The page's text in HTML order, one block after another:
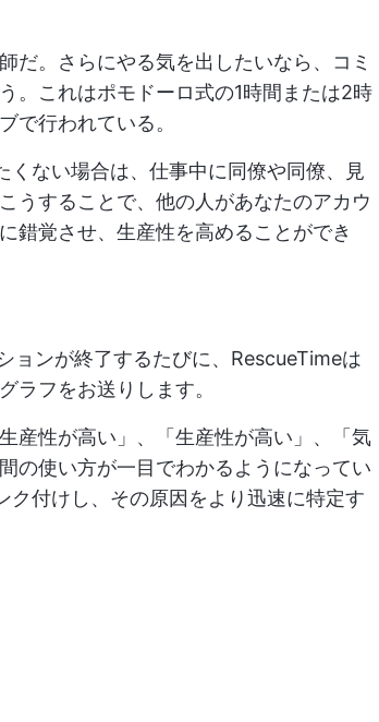
だ。さらにやる気を出したいなら、コミ
。これはポモドーロ式の1時間または2時
で行われている。
ない場合は、仕事中に同僚や同僚、見
うすることで、他の人があなたのアカウ
錯覚させ、生産性を高めることができ
ョンが終了するたびに、RescueTimeは
ラフをお送りします。
産性が高い」、「生産性が高い」、「気
の使い方が一目でわかるようになってい
ク付けし、その原因をより迅速に特定す